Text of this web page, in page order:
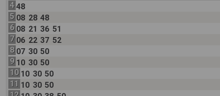
4 48
5 08 28 48
6 08 21 36 51
7 06 22 37 52
8 07 30 50
9 10 30 50
10 10 30 50
11 10 30 50